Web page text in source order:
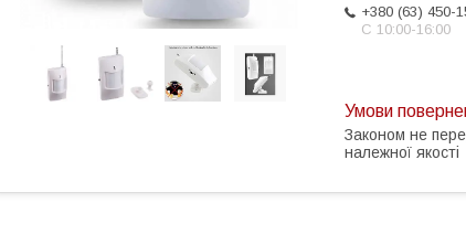
+380 (63) 450-
С 10:00-16:00
Законом не
належної якості